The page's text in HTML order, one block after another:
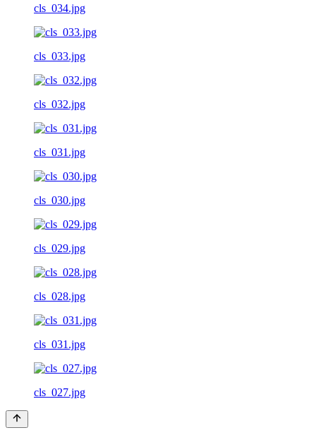
cls_034.jpg
cls_033.jpg
cls_032.jpg
cls_031.jpg
cls_030.jpg
cls_029.jpg
cls_028.jpg
cls_031.jpg
cls_027.jpg